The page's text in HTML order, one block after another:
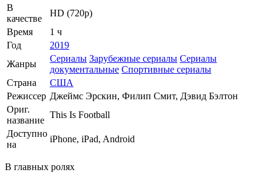
В
качестве
HD (720p)
Время
1 ч
Год
2019
Жанры
Сериалы Зарубежные сериалы Сериалы
документальные Спортивные сериалы
Страна
США
Режиссер Джеймс Эрскин, Филип Смит, Дэвид Бэлтон
Ориг.
название
This Is Football
Доступно
на
iPhone, iPad, Android
В главных ролях